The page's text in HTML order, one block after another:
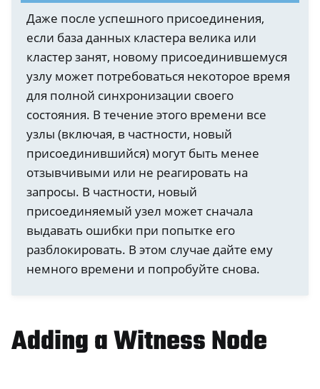
Даже после успешного присоединения,
если база данных кластера велика или
кластер занят, новому присоединившемуся
узлу может потребоваться некоторое время
для полной синхронизации своего
состояния. В течение этого времени все
узлы (включая, в частности, новый
присоединившийся) могут быть менее
отзывчивыми или не реагировать на
запросы. В частности, новый
присоединяемый узел может сначала
выдавать ошибки при попытке его
разблокировать. В этом случае дайте ему
немного времени и попробуйте снова.
Adding a Witness Node